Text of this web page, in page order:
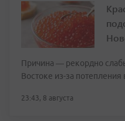
Причина — рекордно
Востоке из-за потепления
23:43, 8 августа